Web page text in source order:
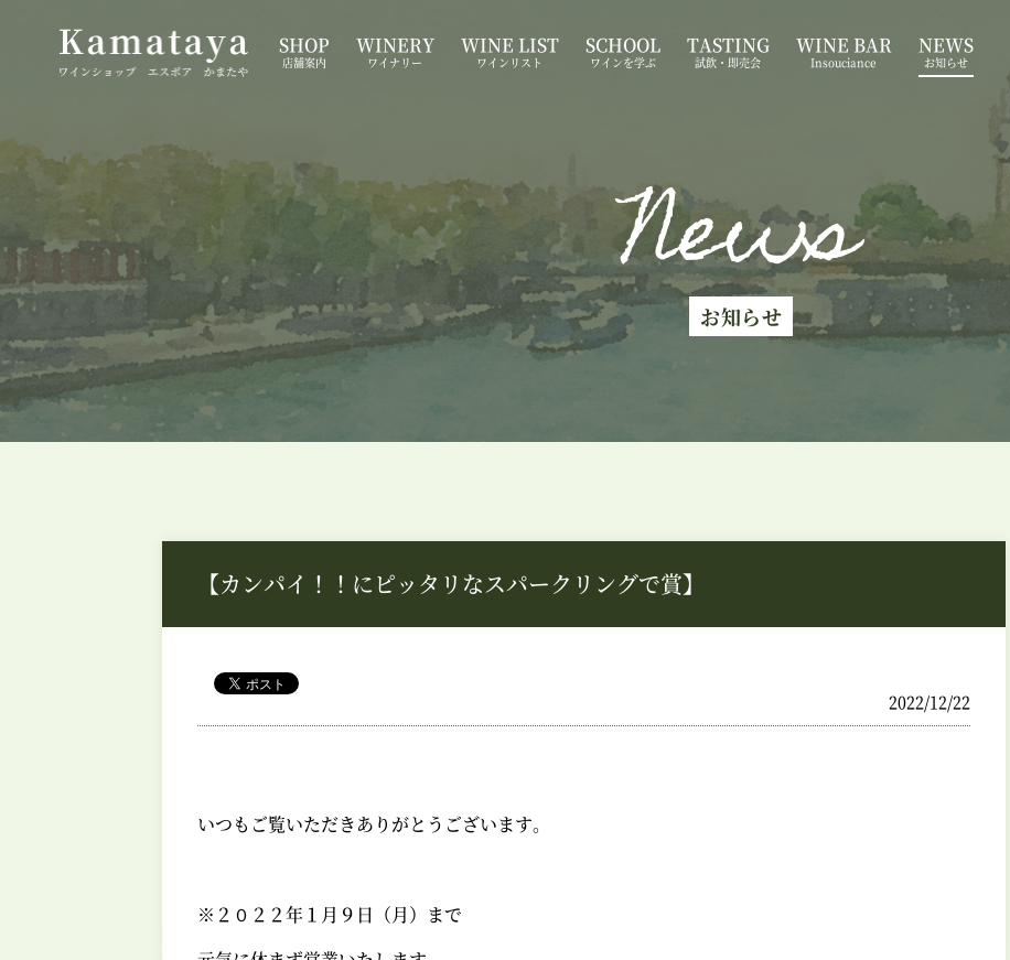
SHOP
店舗案内
WINERY
ワイナリー
WINE LIST
ワインリスト
SCHOOL
ワインを学ぶ
TASTING
試飲・即売会
WINE BAR
Insouciance
NEWS
お知らせ
News
お知らせ
【カンパイ！！にピッタリなスパークリングで賞】
2022/12/22
いつもご覧いただきありがとうございます。
※２０２２年１月９日（月）まで